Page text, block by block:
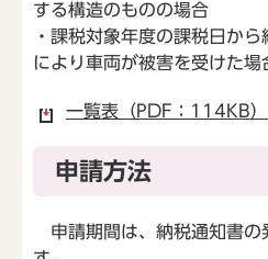
する構造のものの場合
・課税対象年度の課税日か
により車両が被害を受けた場
一覧表（PDF：114KB）
申請方法
申請期間は、納税通知書の